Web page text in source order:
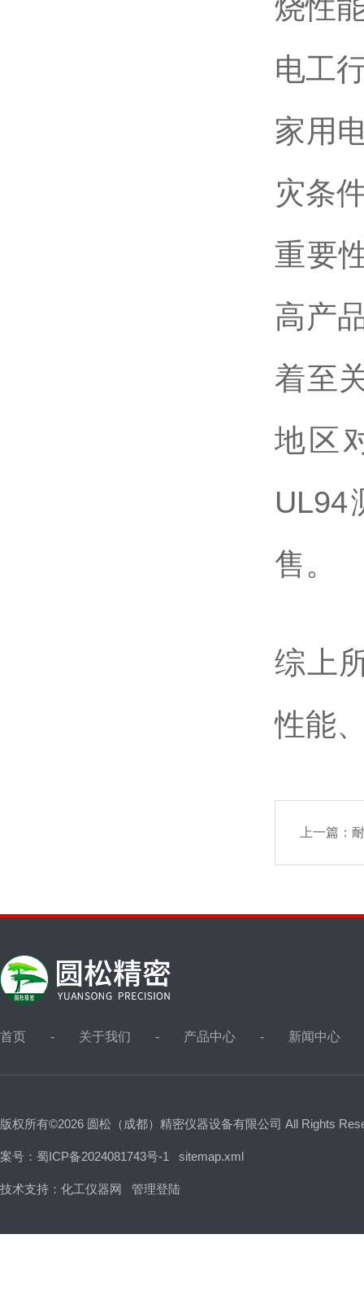
电工
家用
灾条
重要
高产
着至
地区
售。
综上
性能
上一篇：
首页 关于我们 产品中心 新闻中心
版权所有©2026 圆松（成都）精密仪器设备有限公司 All Rights
案号：蜀ICP备2024081743号-1 sitemap.xml
技术支持： 化工仪器网 管理登陆